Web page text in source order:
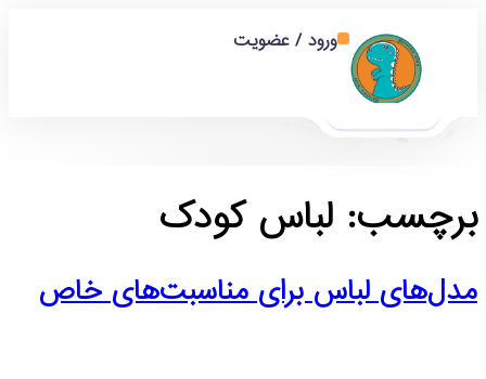
ورود / عضویت
برچسب: لباس کودک
مدل‌های لباس برای مناسبت‌های خاص